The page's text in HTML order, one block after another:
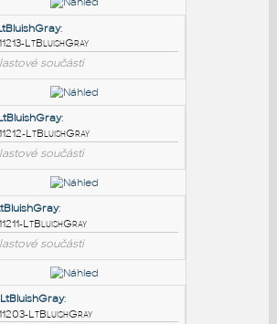
PODOBNÉ BLOKY
LtBluishGray:
11213-LtBluishGray
Plastové součásti
LtBluishGray:
11212-LtBluishGray